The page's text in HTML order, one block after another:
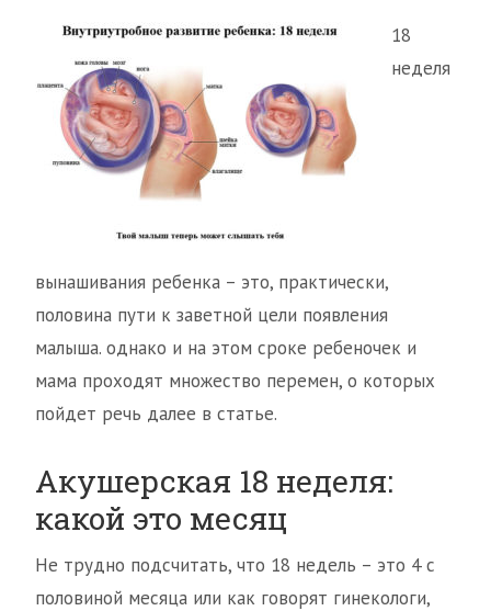
18
неделя
вынашивания ребенка – это, практически,
половина пути к заветной цели появления
малыша. однако и на этом сроке ребеночек и
мама проходят множество перемен, о которых
пойдет речь далее в статье.
Акушерская 18 неделя:
какой это месяц
Не трудно подсчитать, что 18 недель – это 4 с
половиной месяца или как говорят гинекологи,